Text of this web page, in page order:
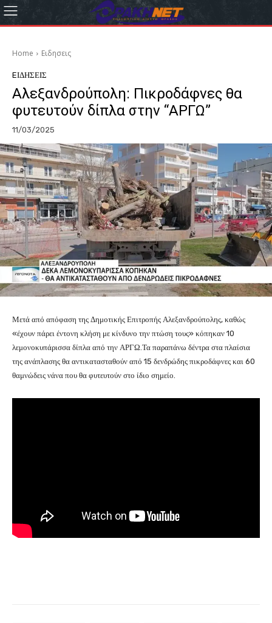
Home Eιδησεις
EΙΔΗΣΕΙΣ
Αλεξανδρούπολη: Πικροδάφνες θα
φυτευτούν δίπλα στην “ΑΡΓΩ”
11/03/2025
Μετά από απόφαση της Δημοτικής Επιτροπής Αλεξανδρούπολης, καθώς
«έχουν πάρει έντονη κλήση με κίνδυνο την πτώση τους» κόπηκαν 10
λεμονοκυπάρισσα δίπλα από την ΑΡΓΩ.Τα παραπάνω δέντρα στα πλαίσια
της ανάπλασης θα αντικατασταθούν από 15 δενδρώδης πικροδάφνες και 60
θαμνώδεις νάνα που θα φυτευτούν στο ίδιο σημείο.